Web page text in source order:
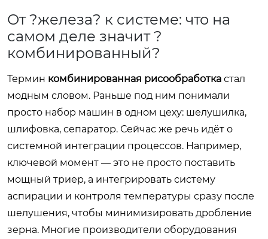
От ?железа? к системе: что на
самом деле значит ?
комбинированный?
Термин комбинированная рисообработка стал
модным словом. Раньше под ним понимали
просто набор машин в одном цеху: шелушилка,
шлифовка, сепаратор. Сейчас же речь идёт о
системной интеграции процессов. Например,
ключевой момент — это не просто поставить
мощный триер, а интегрировать систему
аспирации и контроля температуры сразу после
шелушения, чтобы минимизировать дробление
зерна. Многие производители оборудования